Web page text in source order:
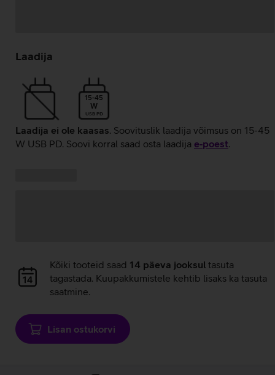
laadimine
Laadija
15-45
W
USB PD
Laadija ei ole kaasas. Soovituslik laadija võimsus on 15-45
W USB PD. Soovi korral saad osta laadija e‑poest.
Andmete
laadimine
Kõiki tooteid saad 14 päeva jooksul tasuta
tagastada. Kuupakkumistele kehtib lisaks ka tasuta
saatmine.
Lisan ostukorvi